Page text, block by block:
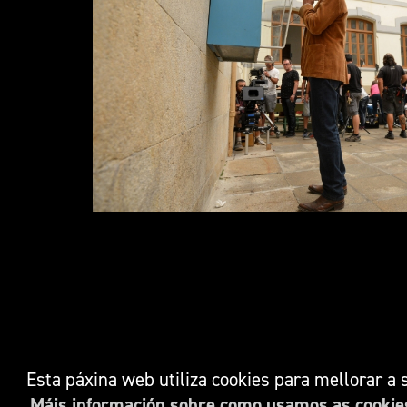
Esta páxina web utiliza cookies para mellorar a
Copyright © 2026. TURISMO
Mapa Web